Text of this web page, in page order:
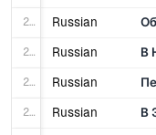
20 Russian
21 Russian
22 Russian
23 Russian